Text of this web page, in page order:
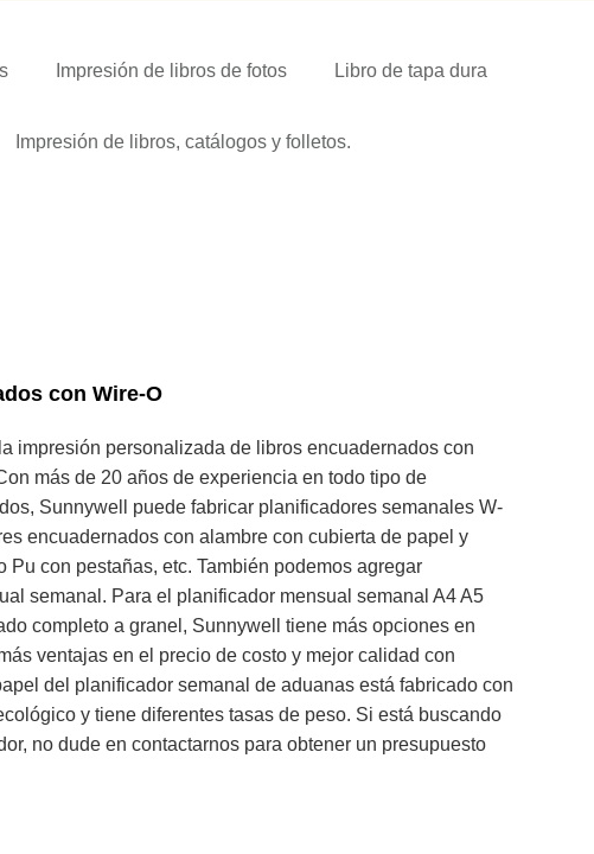
Impresión de libros de fotos Libro de tapa dura
Impresión de libros, catálogos y folletos.
con Wire-O
impresión personalizada de libros encuadernados con
más de 20 años de experiencia en todo tipo de
Sunnywell puede fabricar planificadores semanales W-
encuadernados con alambre con cubierta de papel y
con pestañas, etc. También podemos agregar
semanal. Para el planificador mensual semanal A4 A5
completo a granel, Sunnywell tiene más opciones en
ventajas en el precio de costo y mejor calidad con
del planificador semanal de aduanas está fabricado con
y tiene diferentes tasas de peso. Si está buscando
no dude en contactarnos para obtener un presupuesto